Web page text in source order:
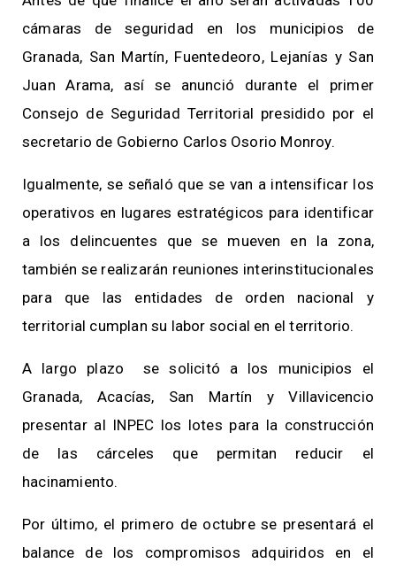
cámaras de seguridad en los municipios de
Granada, San Martín, Fuentedeoro, Lejanías y San
Juan Arama, así se anunció durante el primer
Consejo de Seguridad Territorial presidido por el
secretario de Gobierno Carlos Osorio Monroy.
Igualmente, se señaló que se van a intensificar los
operativos en lugares estratégicos para identificar
a los delincuentes que se mueven en la zona,
también se realizarán reuniones interinstitucionales
para que las entidades de orden nacional y
territorial cumplan su labor social en el territorio.
A largo plazo se solicitó a los municipios el
Granada, Acacías, San Martín y Villavicencio
presentar al INPEC los lotes para la construcción
de las cárceles que permitan reducir el
hacinamiento.
Por último, el primero de octubre se presentará el
balance de los compromisos adquiridos en el